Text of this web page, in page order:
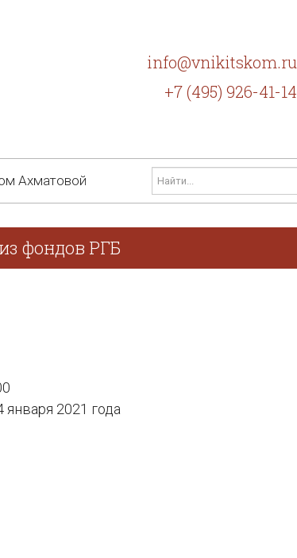
info@vnikitskom.ru
+7 (495) 926-41-14
Ахматовой
фондов РГБ
2021 года